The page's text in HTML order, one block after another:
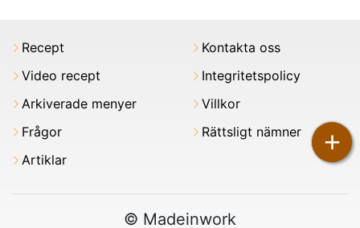
+
Recept
Video recept
Arkiverade menyer
Frågor
Artiklar
Kontakta oss
Integritetspolicy
Villkor
Rättsligt nämner
© Madeinwork